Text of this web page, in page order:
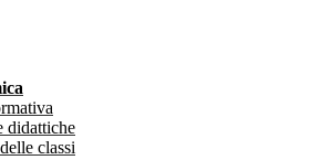
didattiche
classi